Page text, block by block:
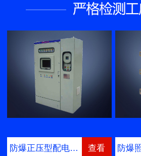
防爆正压型配电… 查看 防爆